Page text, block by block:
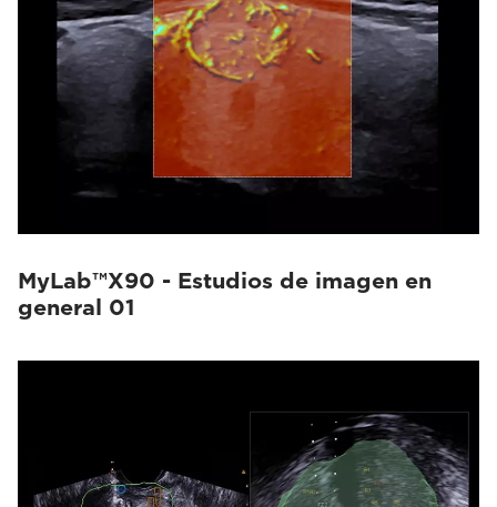
MyLab™X90 - Estudios de imagen en
general 01